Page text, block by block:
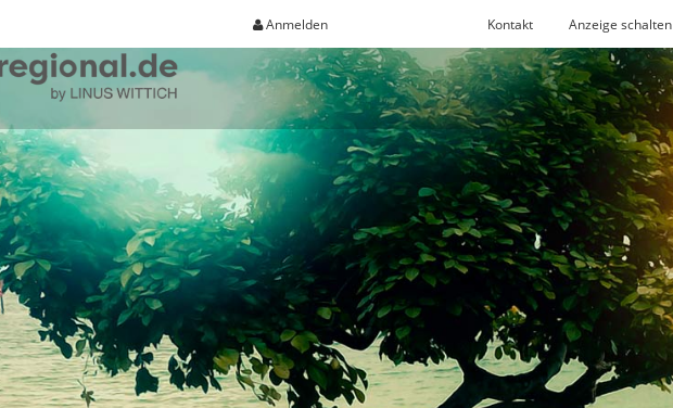
Anmelden Kontakt Anzeige schalten